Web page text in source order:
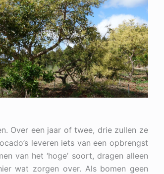
Over een jaar of twee, drie zullen ze
leveren iets van een opbrengst
van het ‘hoge’ soort, dragen alleen
wat zorgen over. Als bomen geen